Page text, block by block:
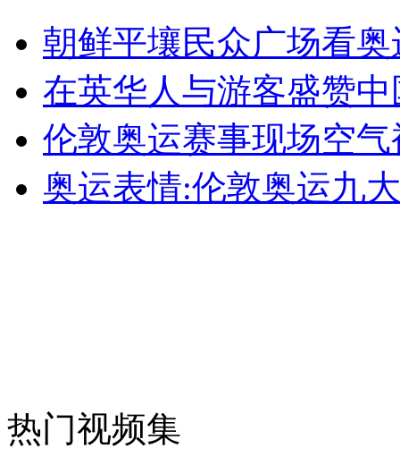
山西运城恶犬咬伤多人 警民合力深夜将其击毙
女孩北京地铁殴打老人 痛下狠手拳打脚踢
无痛分娩是否安全 医生回应
安徽一实载49人客车翻车
朝鲜平壤民众广场看奥
在英华人与游客盛赞
伦敦奥运赛事现场空
奥运表情:伦敦奥运九
热门视频集